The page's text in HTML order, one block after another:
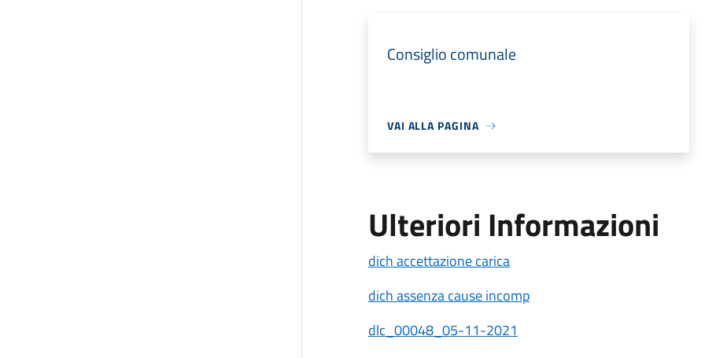
Consiglio comunale
VAI ALLA PAGINA
Ulteriori Informazioni
dich accettazione carica
dich assenza cause incomp
dlc_00048_05-11-2021